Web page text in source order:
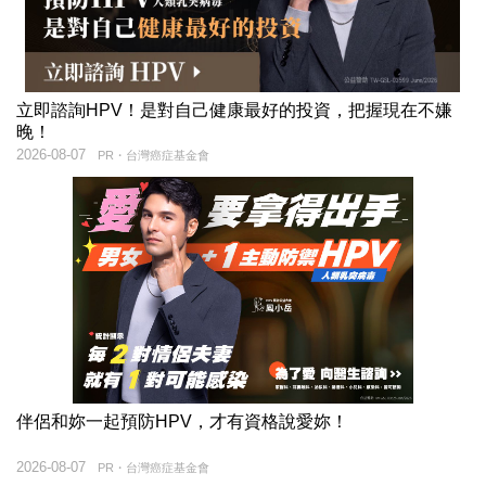
立即諮詢HPV！是對自己健康最好的投資，把握現在不嫌
晚！
PR・台灣癌症基金會
2026-08-07
伴侶和妳一起預防HPV，才有資格說愛妳！
PR・台灣癌症基金會
2026-08-07